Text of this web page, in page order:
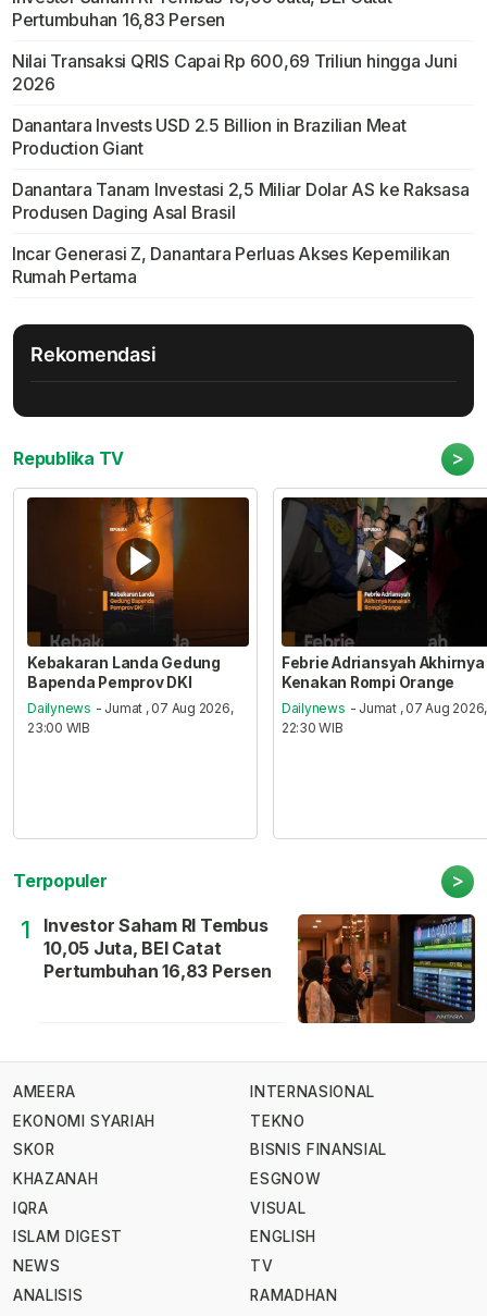
Pertumbuhan 16,83 Persen
Nilai Transaksi QRIS Capai Rp 600,69 Triliun hingga Juni
2026
Danantara Invests USD 2.5 Billion in Brazilian Meat
Production Giant
Danantara Tanam Investasi 2,5 Miliar Dolar AS ke Raksasa
Produsen Daging Asal Brasil
Incar Generasi Z, Danantara Perluas Akses Kepemilikan
Rumah Pertama
Rekomendasi
Republika TV >
Kebakaran Landa Gedung
Bapenda Pemprov DKI
Dailynews - Jumat , 07 Aug 2026,
23:00 WIB
Febrie Adriansyah Akhirnya
Kenakan Rompi Orange
Dailynews - Jumat , 07 Aug 2026,
22:30 WIB
Terpopuler >
1
Investor Saham RI Tembus
10,05 Juta, BEI Catat
Pertumbuhan 16,83 Persen
AMEERA
EKONOMI SYARIAH
SKOR
KHAZANAH
IQRA
ISLAM DIGEST
NEWS
ANALISIS
INTERNASIONAL
TEKNO
BISNIS FINANSIAL
ESGNOW
VISUAL
ENGLISH
TV
RAMADHAN